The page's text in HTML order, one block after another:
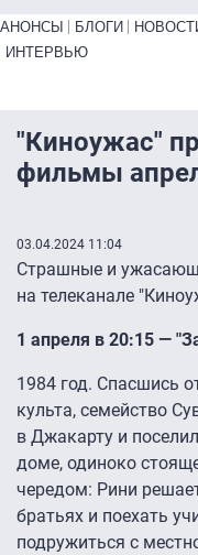
Primary links bottom
АНОНСЫ БЛОГИ
ИНТЕРВЬЮ
"Киноужас"
фильмы
03.04.2024 11:04
Страшные и
на телеканале
1 апреля в 20:15 —
1984 год. Спасшись
культа, семейство
в Джакарту и
доме, одиноко
чередом: Рини
братьях и поехать
подружиться с